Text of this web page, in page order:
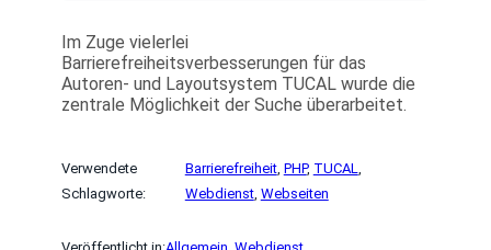
Im Zuge vielerlei
Barrierefreiheitsverbesserungen für das
Autoren- und Layoutsystem TUCAL wurde die
zentrale Möglichkeit der Suche überarbeitet.
Verwendete
Schlagworte:
Barrierefreiheit, PHP, TUCAL
Webdienst, Webseiten